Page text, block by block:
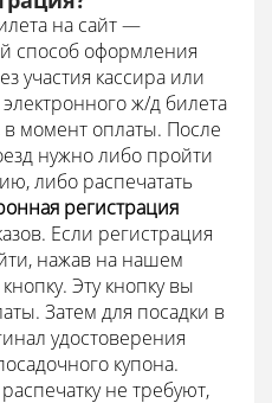
на сайт —
способ оформления
участия кассира или
ж/д билета
в момент оплаты. После
нужно либо пройти
либо распечатать
регистрация
Если регистрация
нажав на нашем
Эту кнопку вы
Затем для посадки в
удостоверения
купона.
не требуют,